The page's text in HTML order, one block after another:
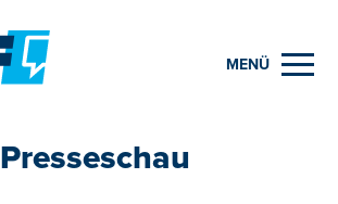
MENÜ
Presseschau